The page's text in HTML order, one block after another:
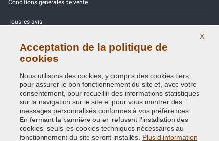
Conditions générales de vente
Tous les avis
Contactez-nous
Codes couleurs
Politique de confidentialité - RGPD
X
Acceptation de la politique de
cookies
Nous utilisons des cookies, y compris des cookies tiers,
pour assurer le bon fonctionnement du site et, avec votre
consentement, pour recueillir des informations statistiques
sur la navigation sur le site et pour vous montrer des
messages personnalisés conformes à vos préférences.
En fermant la bannière ou en refusant l'installation des
cookies, seuls les cookies techniques nécessaires au
fonctionnement du site seront installés. Plus d'information